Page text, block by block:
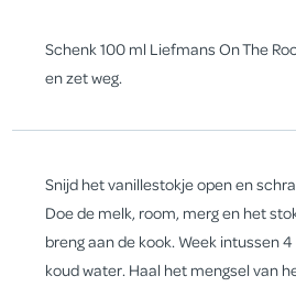
Schenk 100 ml Liefmans On The
en zet weg.
Snijd het vanillestokje open en
Doe de melk, room, merg en het
breng aan de kook. Week intussen
koud water. Haal het mengsel van